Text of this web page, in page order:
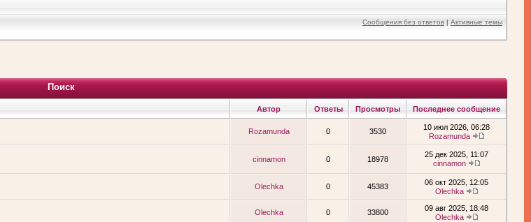
Сообщения без ответов | Активные темы
Поиск
Автор Ответы Просмотры Последнее сообщение
Rozamunda 0 3530
10 июл 2026, 06:28
Rozamunda
cinnamon 0 18978
25 дек 2025, 11:07
cinnamon
Olechka 0 45383
06 окт 2025, 12:05
Olechka
Olechka 0 33800
09 авг 2025, 18:48
Olechka